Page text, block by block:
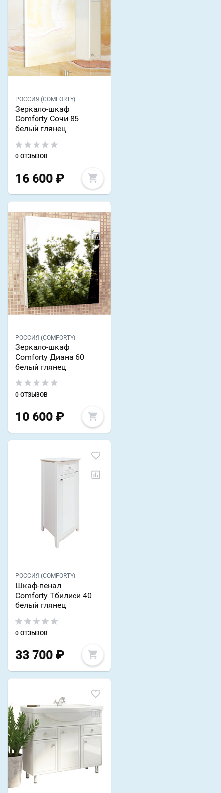
РОССИЯ (COMFORTY)
Зеркало-шкаф
Comforty Сочи 85
белый глянец
0 ОТЗЫВОВ
16 600 ₽
РОССИЯ (COMFORTY)
Зеркало-шкаф
Comforty Диана 60
белый глянец
0 ОТЗЫВОВ
10 600 ₽
РОССИЯ (COMFORTY)
Шкаф-пенал
Comforty Тбилиси 40
белый глянец
0 ОТЗЫВОВ
33 700 ₽